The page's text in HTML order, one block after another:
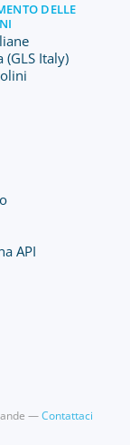
DELLE
(GLS Italy)
API
—Contattaci